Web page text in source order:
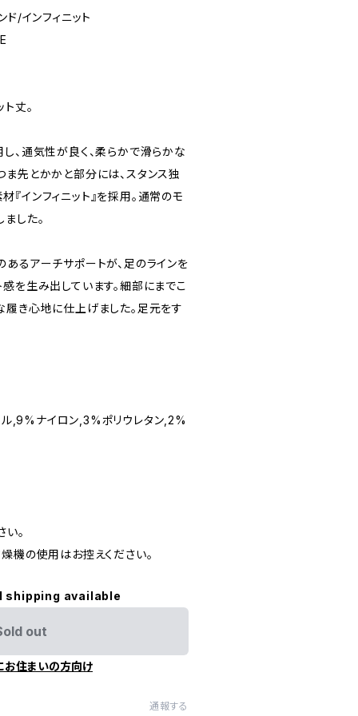
/インフィニット
丈。
、通気性が良く、柔らかで滑らかな
先とかかと部分には、スタンス独
インフィニット』を採用。通常のモ
した。
るアーチサポートが、足のラインを
を生み出しています。細部にまでこ
履き心地に仕上げました。足元をす
,9%ナイロン,3%ポリウレタン,2%
。
機の使用はお控えください。
shipping available
out
お住まいの方向け
通報する